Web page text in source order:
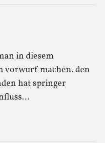
in diesem
vorwurf machen. den
hat springer